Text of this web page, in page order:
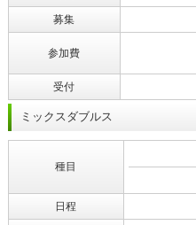
募集
参加費
受付
ミックスダブルス
種目
日程